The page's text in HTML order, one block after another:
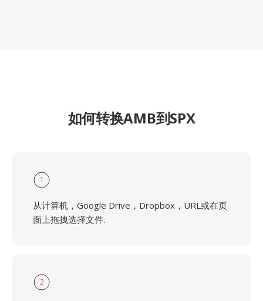
如何转换AMB到SPX
1
从计算机，Google Drive，Dropbox，URL或在页
面上拖拽选择文件.
2